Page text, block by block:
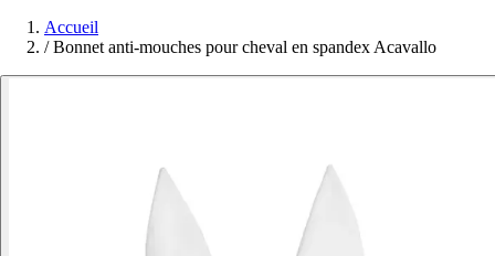
Accueil
/ Bonnet anti-mouches pour cheval en spandex Acavallo